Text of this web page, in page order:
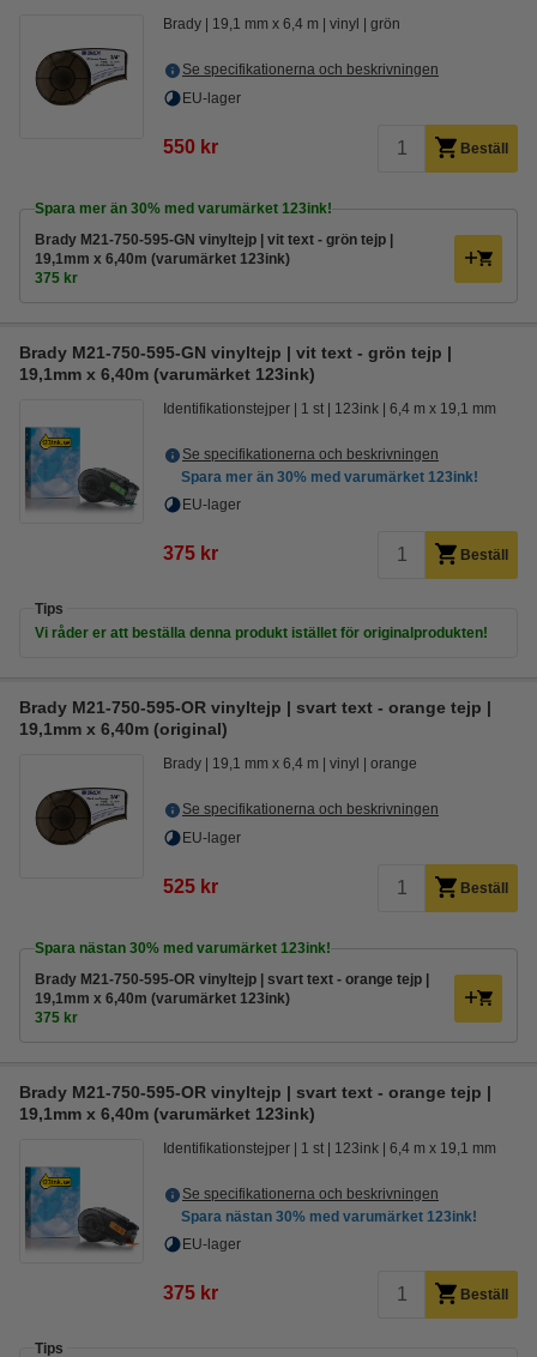
Brady 19,1 mm x 6,4 m vinyl grön
Se specifikationerna och beskrivningen
EU-lager
550 kr Beställ
Spara mer än 30% med varumärket 123ink!
Brady M21-750-595-GN vinyltejp | vit text - grön tejp |
19,1mm x 6,40m (varumärket 123ink)
375 kr
Brady M21-750-595-GN vinyltejp | vit text - grön tejp |
19,1mm x 6,40m (varumärket 123ink)
Identifikationstejper 1 st 123ink 6,4 m x 19,1 mm
Se specifikationerna och beskrivningen
Spara mer än 30% med varumärket 123ink!
EU-lager
375 kr Beställ
Tips
Vi råder er att beställa denna produkt istället för originalprodukten!
Brady M21-750-595-OR vinyltejp | svart text - orange tejp |
19,1mm x 6,40m (original)
Brady 19,1 mm x 6,4 m vinyl orange
Se specifikationerna och beskrivningen
EU-lager
525 kr Beställ
Spara nästan 30% med varumärket 123ink!
Brady M21-750-595-OR vinyltejp | svart text - orange tejp |
19,1mm x 6,40m (varumärket 123ink)
375 kr
Brady M21-750-595-OR vinyltejp | svart text - orange tejp |
19,1mm x 6,40m (varumärket 123ink)
Identifikationstejper 1 st 123ink 6,4 m x 19,1 mm
Se specifikationerna och beskrivningen
Spara nästan 30% med varumärket 123ink!
EU-lager
375 kr Beställ
Tips